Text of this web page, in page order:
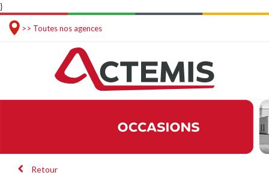
}
>> Toutes nos agences
Retour